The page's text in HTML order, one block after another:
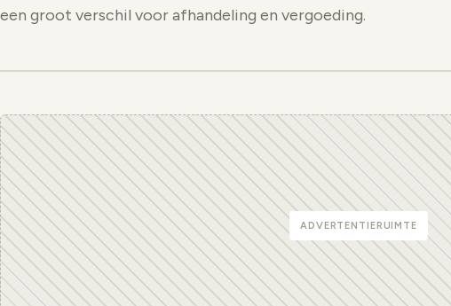
een groot verschil voor afhandeling en vergoeding.
ADVERTENTIERUIMTE